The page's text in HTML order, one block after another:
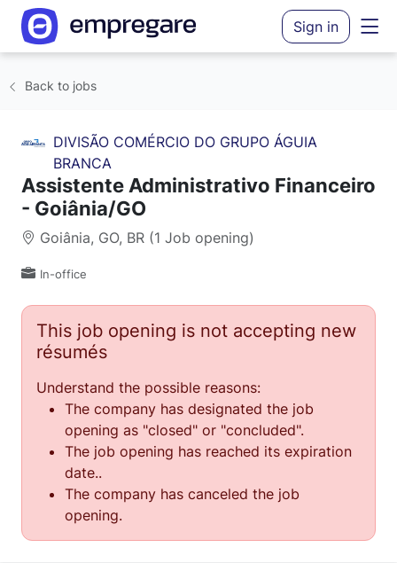
Sign in
Back to jobs
DIVISÃO COMÉRCIO DO GRUPO ÁGUIA
BRANCA
Assistente Administrativo Financeiro
- Goiânia/GO
Goiânia, GO, BR (1 Job opening)
In-office
This job opening is not accepting new
résumés
Understand the possible reasons:
The company has designated the job
opening as "closed" or "concluded".
The job opening has reached its expiration
date..
The company has canceled the job
opening.